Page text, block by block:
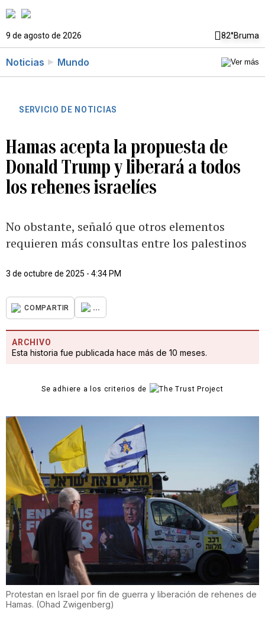
9 de agosto de 2026 82°Bruma
Noticias Mundo
SERVICIO DE NOTICIAS
Hamas acepta la propuesta de
Donald Trump y liberará a todos
los rehenes israelíes
No obstante, señaló que otros elementos
requieren más consultas entre los palestinos
3 de octubre de 2025 - 4:34 PM
COMPARTIR ...
ARCHIVO
Esta historia fue publicada hace más de 10 meses.
Se adhiere a los criterios de
Protestan en Israel por fin de guerra y liberación de rehenes de
Hamas. (Ohad Zwigenberg)